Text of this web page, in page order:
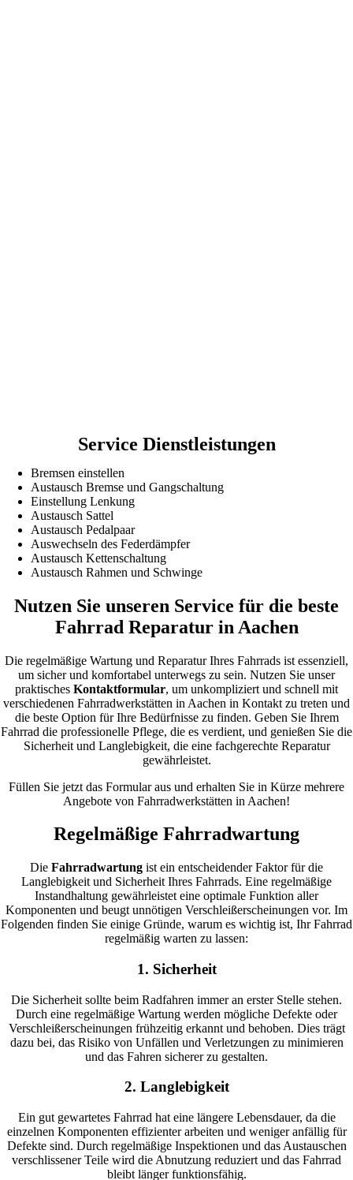
Service Dienstleistungen
Bremsen einstellen
Austausch Bremse und Gangschaltung
Einstellung Lenkung
Austausch Sattel
Austausch Pedalpaar
Auswechseln des Federdämpfer
Austausch Kettenschaltung
Austausch Rahmen und Schwinge
Nutzen Sie unseren Service für die beste
Fahrrad Reparatur in Aachen
Die regelmäßige Wartung und Reparatur Ihres Fahrrads ist essenziell,
um sicher und komfortabel unterwegs zu sein. Nutzen Sie unser
praktisches Kontaktformular, um unkompliziert und schnell mit
verschiedenen Fahrradwerkstätten in Aachen in Kontakt zu treten und
die beste Option für Ihre Bedürfnisse zu finden. Geben Sie Ihrem
Fahrrad die professionelle Pflege, die es verdient, und genießen Sie die
Sicherheit und Langlebigkeit, die eine fachgerechte Reparatur
gewährleistet.
Füllen Sie jetzt das Formular aus und erhalten Sie in Kürze mehrere
Angebote von Fahrradwerkstätten in Aachen!
Regelmäßige Fahrradwartung
Die Fahrradwartung ist ein entscheidender Faktor für die
Langlebigkeit und Sicherheit Ihres Fahrrads. Eine regelmäßige
Instandhaltung gewährleistet eine optimale Funktion aller
Komponenten und beugt unnötigen Verschleißerscheinungen vor. Im
Folgenden finden Sie einige Gründe, warum es wichtig ist, Ihr Fahrrad
regelmäßig warten zu lassen:
1. Sicherheit
Die Sicherheit sollte beim Radfahren immer an erster Stelle stehen.
Durch eine regelmäßige Wartung werden mögliche Defekte oder
Verschleißerscheinungen frühzeitig erkannt und behoben. Dies trägt
dazu bei, das Risiko von Unfällen und Verletzungen zu minimieren
und das Fahren sicherer zu gestalten.
2. Langlebigkeit
Ein gut gewartetes Fahrrad hat eine längere Lebensdauer, da die
einzelnen Komponenten effizienter arbeiten und weniger anfällig für
Defekte sind. Durch regelmäßige Inspektionen und das Austauschen
verschlissener Teile wird die Abnutzung reduziert und das Fahrrad
bleibt länger funktionsfähig.